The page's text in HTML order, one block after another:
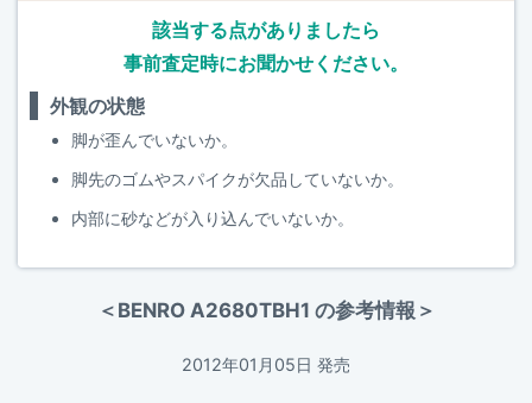
該当する点がありましたら
事前査定時にお聞かせください。
外観の状態
脚が歪んでいないか。
脚先のゴムやスパイクが欠品していないか。
内部に砂などが入り込んでいないか。
＜BENRO A2680TBH1 の参考情報＞
2012年01月05日 発売